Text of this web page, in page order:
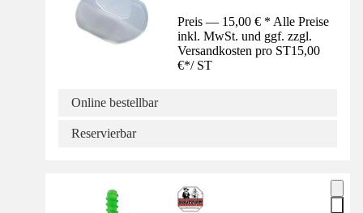
Preis — 15,00 € * Alle Preise
inkl. MwSt. und ggf. zzgl.
Versandkosten pro ST15,00
€*/ ST
Online bestellbar
Reservierbar